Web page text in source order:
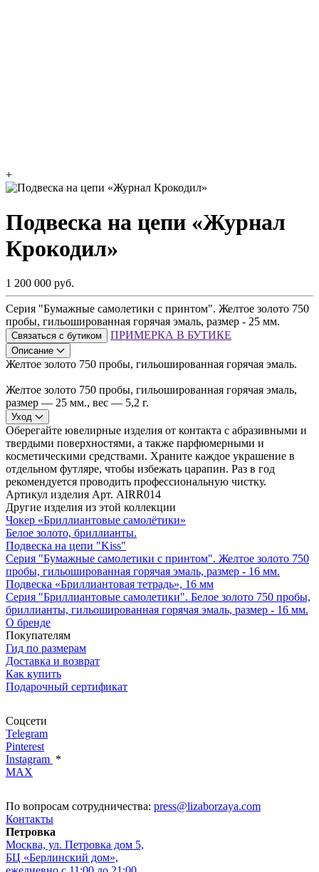
+
Подвеска на цепи «Журнал
Крокодил»
1 200 000 руб.
Серия "Бумажные самолетики с принтом". Желтое золото 750
пробы, гильошированная горячая эмаль, размер - 25 мм.
Связаться с бутиком ПРИМЕРКА В БУТИКЕ
Описание
Желтое золото 750 пробы, гильошированная горячая эмаль.
Желтое золото 750 пробы, гильошированная горячая эмаль,
размер — 25 мм., вес — 5,2 г.
Уход
Оберегайте ювелирные изделия от контакта с абразивными и
твердыми поверхностями, а также парфюмерными и
косметическими средствами. Храните каждое украшение в
отдельном футляре, чтобы избежать царапин. Раз в год
рекомендуется проводить профессиональную чистку.
Артикул изделия Арт. AIRR014
Другие изделия из этой коллекции
Чокер «Бриллиантовые самолётики»
Белое золото, бриллианты.
Подвеска на цепи "Kiss"
Серия "Бумажные самолетики с принтом". Желтое золото 750
пробы, гильошированная горячая эмаль, размер - 16 мм.
Подвеска «Бриллиантовая тетрадь», 16 мм
Серия "Бриллиантовые самолетики". Белое золото 750 пробы,
бриллианты, гильошированная горячая эмаль, размер - 16 мм.
О бренде
Покупателям
Гид по размерам
Доставка и возврат
Как купить
Подарочный сертификат
Соцсети
Telegram
Pinterest
Instagram *
MAX
По вопросам сотрудничества: press@lizaborzaya.com
Контакты
Петровка
Москва, ул. Петровка дом 5,
БЦ «Берлинский дом»,